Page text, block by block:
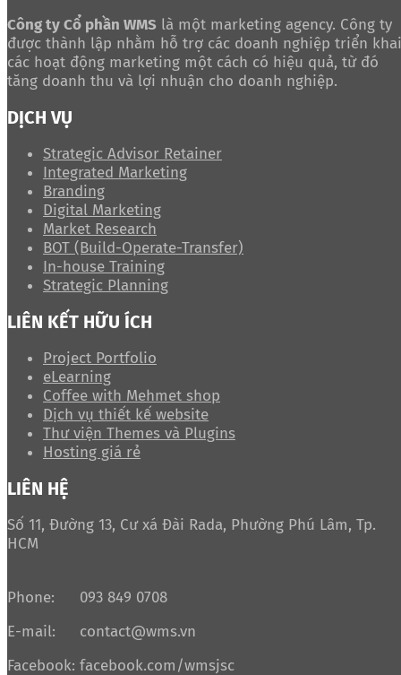
Công ty Cổ phần WMS là một marketing agency. Công ty
được thành lập nhằm hỗ trợ các doanh nghiệp triển khai
các hoạt động marketing một cách có hiệu quả, từ đó
tăng doanh thu và lợi nhuận cho doanh nghiệp.
DỊCH VỤ
Strategic Advisor Retainer
Integrated Marketing
Branding
Digital Marketing
Market Research
BOT (Build-Operate-Transfer)
In-house Training
Strategic Planning
LIÊN KẾT HỮU ÍCH
Project Portfolio
eLearning
Coffee with Mehmet shop
Dịch vụ thiết kế website
Thư viện Themes và Plugins
Hosting giá rẻ
LIÊN HỆ
Số 11, Đường 13, Cư xá Đài Rada, Phường Phú Lâm, Tp.
HCM
Phone:
093 849 0708
E-mail:
contact@wms.vn
Facebook: facebook.com/wmsjsc